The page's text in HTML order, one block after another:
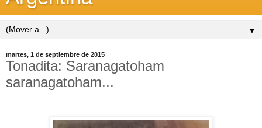
▼
martes, 1 de septiembre de 2015
Tonadita: Saranagatoham
saranagatoham...